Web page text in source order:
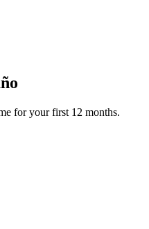
for your first 12 months.